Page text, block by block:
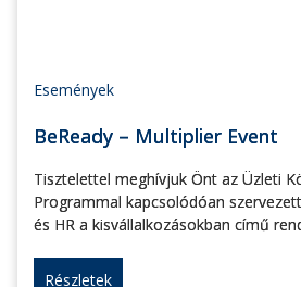
Események
BeReady – Multiplier Event
Tisztelettel meghívjuk Önt az Üzleti
Programmal kapcsolódóan
és HR a kisvállalkozásokban című
Részletek